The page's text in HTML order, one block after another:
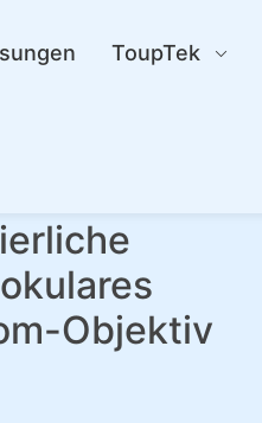
ToupTek
Objektiv